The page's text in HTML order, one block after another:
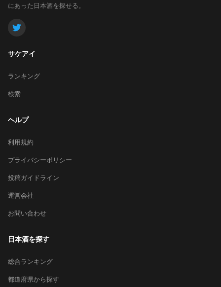
にあった日本酒を探せる。
サケアイ
ランキング
検索
ヘルプ
利用規約
プライバシーポリシー
投稿ガイドライン
運営会社
お問い合わせ
日本酒を探す
総合ランキング
都道府県から探す